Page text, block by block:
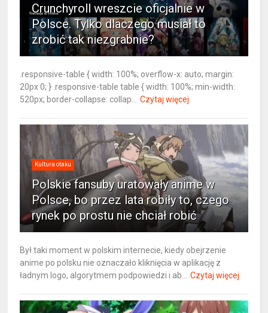
Crunchyroll wreszcie oficjalnie w
Polsce. Tylko dlaczego musiał to
zrobić tak niezgrabnie?
.responsive-table { width: 100%; overflow-x: auto; margin:
20px 0; } .responsive-table table { width: 100%; min-width:
520px; border-collapse: collap...
Czytaj więcej
Kultura otaku
Polskie fansuby uratowały anime w
Polsce, bo przez lata robiły to, czego
rynek po prostu nie chciał robić
Był taki moment w polskim internecie, kiedy obejrzenie
anime po polsku nie oznaczało kliknięcia w aplikację z
ładnym logo, algorytmem podpowiedzi i ab...
Czytaj więcej